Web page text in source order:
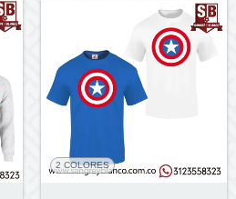
2 COLORES